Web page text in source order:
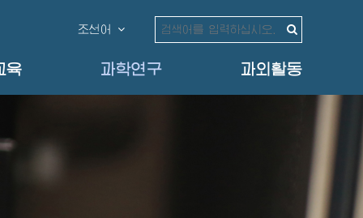
조선어
육 과학연구 과외활동